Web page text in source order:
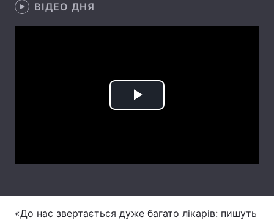
Лонгріди
ВІДЕО ДНЯ
Play
«До нас звертається дуже багато лікарів: пишуть